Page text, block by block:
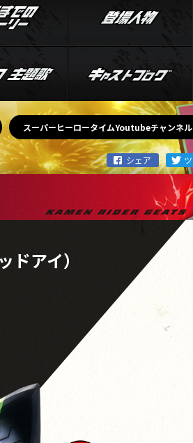
スタッフ・主題歌
スーパーヒーロータイムYoutubeチャンネル
アイ）